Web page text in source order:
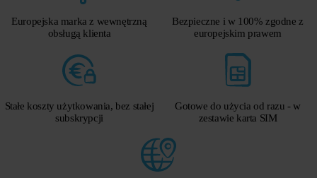
Europejska marka z wewnętrzną
obsługą klienta
Bezpieczne i w 100% zgodne z
europejskim prawem
Stałe koszty użytkowania, bez stałej
subskrypcji
Gotowe do użycia od razu - w
zestawie karta SIM